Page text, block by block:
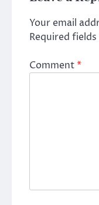
Your email
Required
Comment*